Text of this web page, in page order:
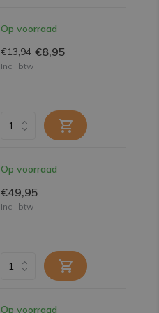
Op voorraad
€13,94 €8,95
Incl. btw
Op voorraad
€49,95
Incl. btw
Op voorraad